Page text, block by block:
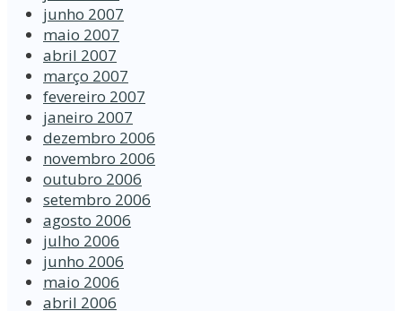
junho 2007
maio 2007
abril 2007
março 2007
fevereiro 2007
janeiro 2007
dezembro 2006
novembro 2006
outubro 2006
setembro 2006
agosto 2006
julho 2006
junho 2006
maio 2006
abril 2006